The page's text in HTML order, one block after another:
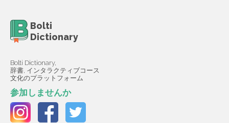
Bolti
Dictionary
Bolti Dictionary,
辞書, インタラクティブコース
文化のプラットフォーム
参加しませんか